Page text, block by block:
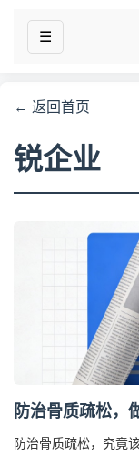
☰
← 返回首页
锐企业
防治骨质疏松，
防治骨质疏松，究竟